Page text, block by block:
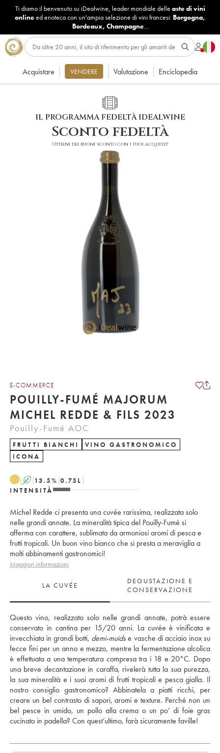
Ti diamo il benvenuto su iDealwine, leader mondiale delle aste di vini
onlineed enoteca con un'ampia selezione di vini francesi: Borgogna,
Bordeaux, Champagne...
Acquistare VENDERE Valutazione Enciclopedia
IL PROGRAMMA FEDELTÀ IDEALWINE
Sconto fedeltà
Ottieni dei buoni sconto con i tuoi acquisti!
E-COMMERCE
POUILLY-FUMÉ MAJORUM
MICHEL REDDE & FILS 2023
Pouilly-Fumé AOC
FRUTTI BIANCHI
VINO GASTRONOMICO
ICONA
A 13.5% 0.75 L
INTENSITÀ
Michel Redde ci presenta una cuvée rarissima, realizzata solo
nelle grandi annate. La mineralità tipica del Pouilly-Fumé si
afferma con carattere, sublimata da armoniosi aromi di pesca e
frutti tropicali. Un buon vino bianco che si presta a meraviglia a
molti abbinamenti gastronomici!
Maggiori informazioni
LA CUVÉE
DEGUSTAZIONE E
CONSERVAZIONE
Questo vino, realizzato solo nelle grandi annate, potrà essere
conservato in cantina per 15/20 anni. La cuvée è vinificata e
invecchiata in grandi botti, demi-muids e vasche di acciaio inox su
fecce fini per un anno e mezzo, mentre la fermentazione alcolica
è effettuata a una temperatura compresa tra i 18 e 20°C. Dopo
una breve decantazione in caraffa, rivelerà tutta la sua purezza,
la sua mineralità e i suoi aromi di frutti tropicali e pesca gialla. Il
nostro consiglio gastronomico? Abbinatela a piatti ricchi, per
creare un bel contrasto di sapori, aromi e texture. Perché non un
bel pesce in umido, un pollo alla crema o un po’ di foie gras
cucinato in padella? Con quest’ultimo, farà sicuramente faville!